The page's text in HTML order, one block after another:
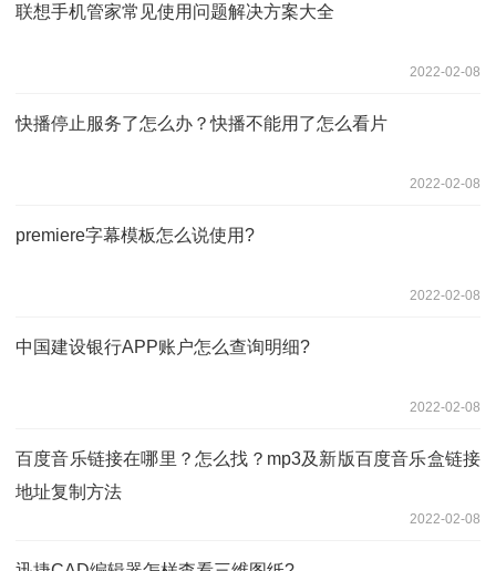
联想手机管家常见使用问题解决方案大全
2022-02-08
快播停止服务了怎么办？快播不能用了怎么看片
2022-02-08
premiere字幕模板怎么说使用?
2022-02-08
中国建设银行APP账户怎么查询明细?
2022-02-08
百度音乐链接在哪里？怎么找？mp3及新版百度音乐盒链接
地址复制方法
2022-02-08